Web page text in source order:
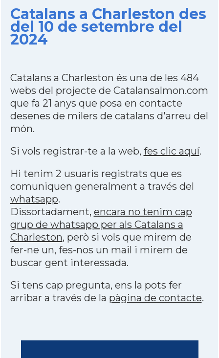
Catalans a Charleston des
del 10 de setembre del
2024
Catalans a Charleston és una de les 484
webs del projecte de Catalansalmon.com
que fa 21 anys que posa en contacte
desenes de milers de catalans d'arreu del
món.
Si vols registrar-te a la web, fes clic aquí.
Hi tenim 2 usuaris registrats que es
comuniquen generalment a través del
whatsapp.
Dissortadament, encara no tenim cap
grup de whatsapp per als Catalans a
Charleston, però si vols que mirem de
fer-ne un, fes-nos un mail i mirem de
buscar gent interessada.
Si tens cap pregunta, ens la pots fer
arribar a través de la pàgina de contacte.